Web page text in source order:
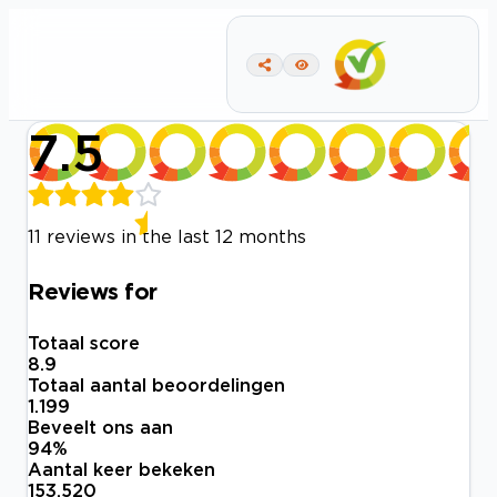
7.5
11 reviews in the last 12 months
Reviews for
Totaal score
8.9
Totaal aantal beoordelingen
1.199
Beveelt ons aan
94%
Aantal keer bekeken
153.520